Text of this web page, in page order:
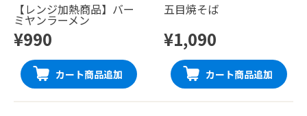
【レンジ加熱商品】バー
ミヤンラーメン
¥990
カート商品追加
五目焼そば
¥1,090
カート商品追加